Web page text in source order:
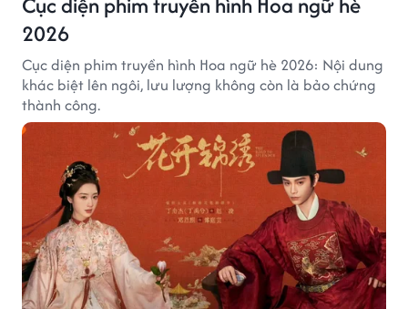
2026
Cục diện phim truyền hình Hoa ngữ hè 2026: Nội dung
khác biệt lên ngôi, lưu lượng không còn là bảo chứng
thành công.